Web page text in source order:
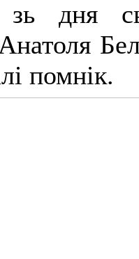
дня
помнік.